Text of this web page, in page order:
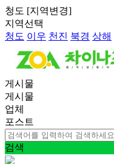
청도 [지역변경]
지역선택
청도 이우 천진 북경 상해
게시물
게시물
업체
포스트
검색